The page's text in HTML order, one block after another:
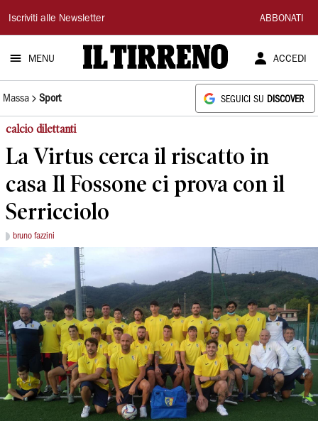
Il
Tirreno
Iscriviti alle Newsletter ABBONATI
MENU ACCEDI
Massa Sport SEGUICI SU DISCOVER
calcio dilettanti
La Virtus cerca il riscatto in
casa Il Fossone ci prova con il
Serricciolo
bruno fazzini